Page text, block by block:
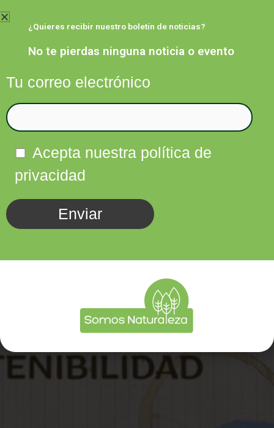
al
contenido
¿Quieres recibir nuestro boletín de noticias?
No te pierdas ninguna noticia o evento
Tu correo electrónico
Acepta nuestra política de
privacidad